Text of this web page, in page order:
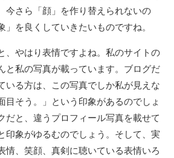
今さら「顔」を作り替えられないの
」を良くしていきたいものですね。
、やはり表情ですよね。私のサイトの
と私の写真が載っています。ブログだ
いる方は、この写真でしか私が見えな
目そう。」という印象があるのでしょ
だと、違うプロフィール写真を載せて
印象がゆるむのでしょう。そして、実
情、笑顔、真剣に聴いている表情いろ